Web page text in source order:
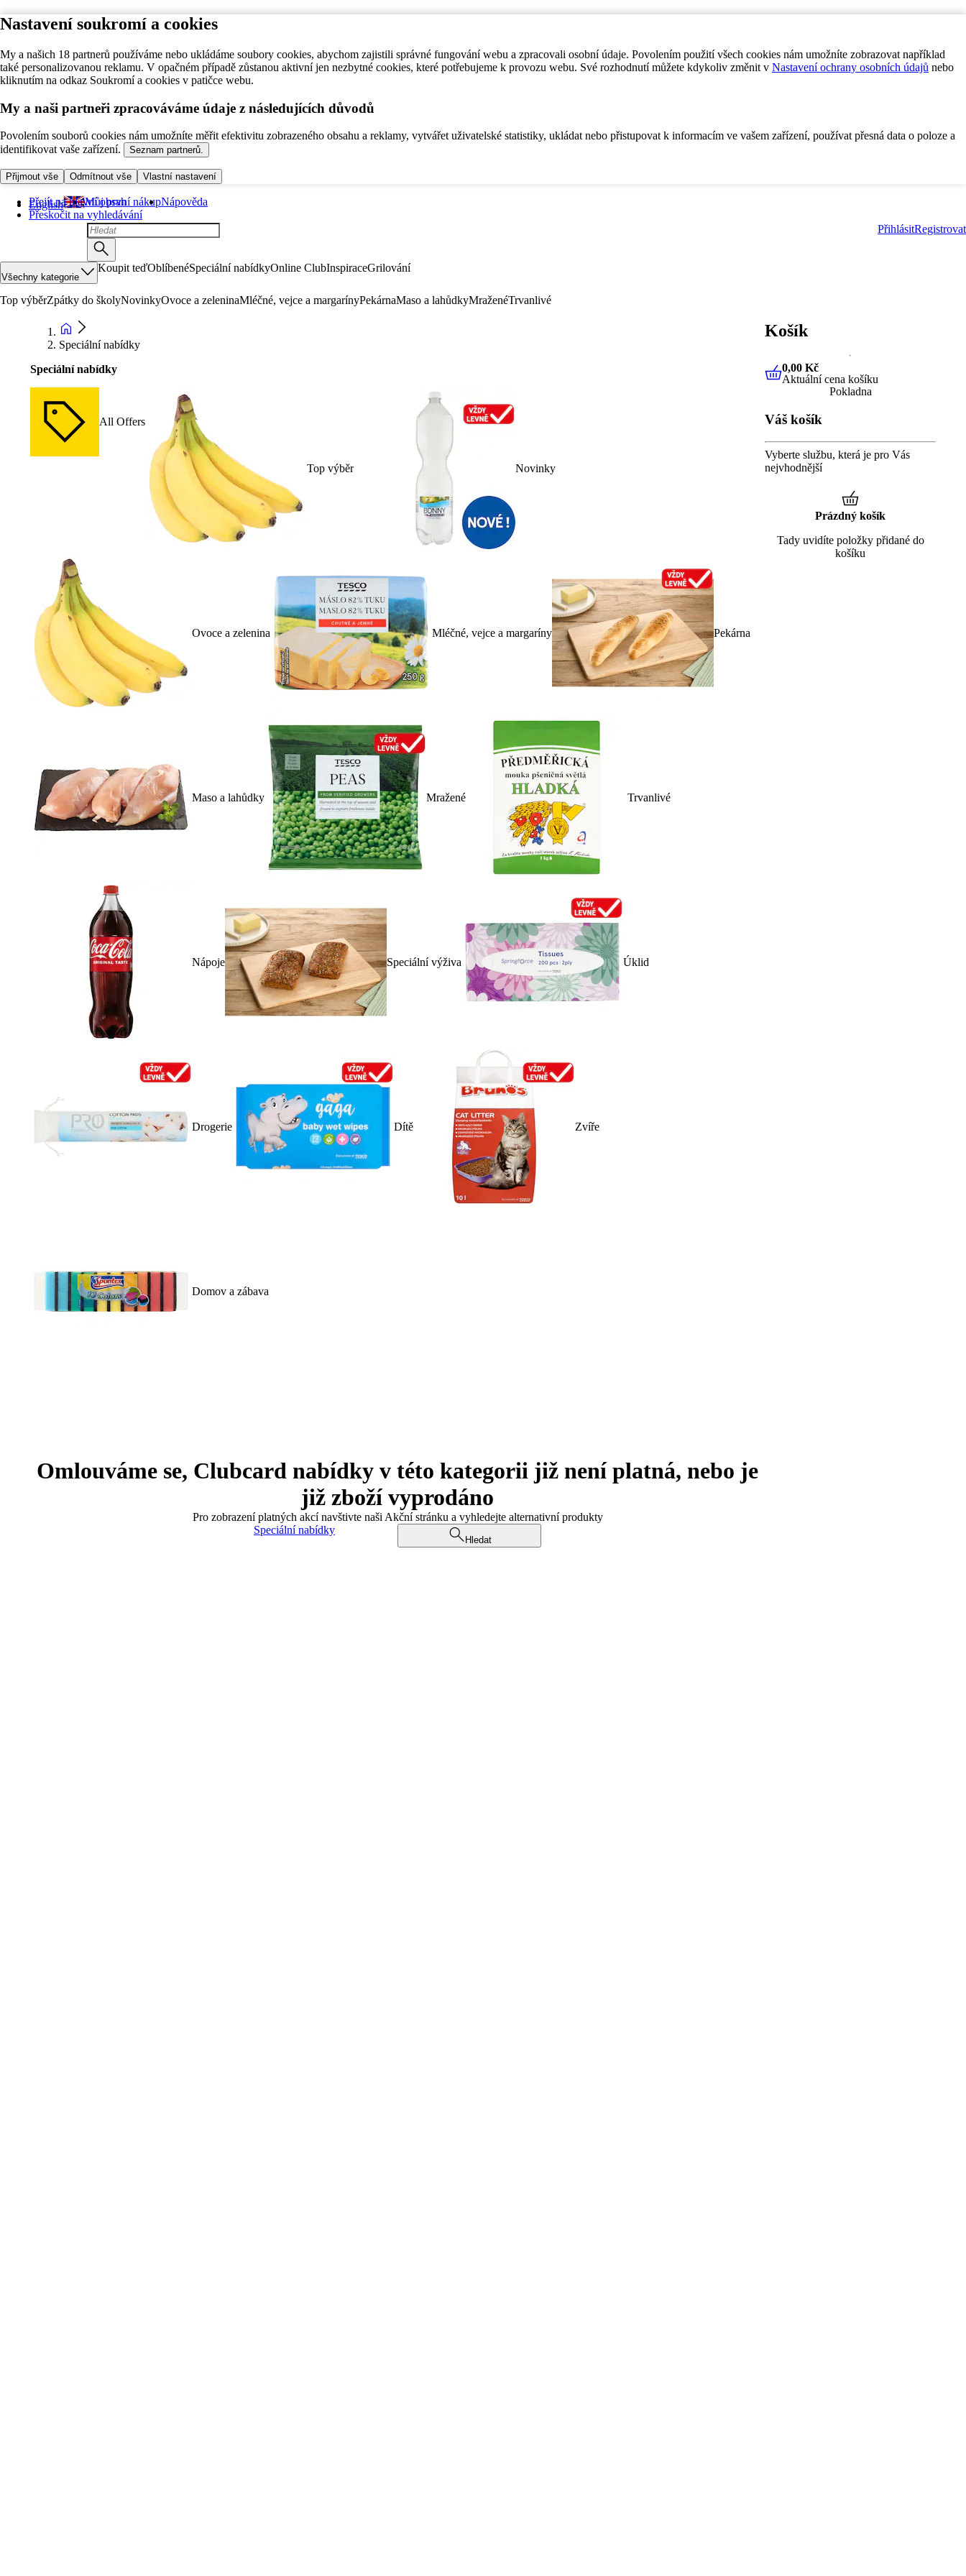
Nastavení soukromí a cookies
My a našich 18 partnerů používáme nebo ukládáme soubory cookies, abychom zajistili správné fungování webu a zpracovali osobní údaje. Povolením použití všech cookies nám umožníte zobrazovat například
také personalizovanou reklamu. V opačném případě zůstanou aktivní jen nezbytné cookies, které potřebujeme k provozu webu. Své rozhodnutí můžete kdykoliv změnit v Nastavení ochrany osobních údajů nebo
kliknutím na odkaz Soukromí a cookies v patičce webu.
My a naši partneři zpracováváme údaje z následujících důvodů
Povolením souborů cookies nám umožníte měřit efektivitu zobrazeného obsahu a reklamy, vytvářet uživatelské statistiky, ukládat nebo přistupovat k informacím ve vašem zařízení, používat přesná data o poloze a
identifikovat vaše zařízení.
Seznam partnerů.
Přijmout vše Odmítnout vše Vlastní nastavení
Přejít na hlavní obsah
Přeskočit na vyhledávání
English Můj první nákupNápověda
PřihlásitRegistrovat
Všechny kategorie
Koupit teďOblíbenéSpeciální nabídkyOnline ClubInspiraceGrilování
Top výběrZpátky do školyNovinkyOvoce a zeleninaMléčné, vejce a margarínyPekárnaMaso a lahůdkyMraženéTrvanlivé
Speciální nabídky
Speciální nabídky
All Offers
Top výběr Novinky
Ovoce a zelenina Mléčné, vejce a margaríny Pekárna
Maso a lahůdky Mražené Trvanlivé
Nápoje Speciální výživa Úklid
Drogerie Dítě Zvíře
Domov a zábava
Omlouváme se, Clubcard nabídky v této kategorii již není platná, nebo je
již zboží vyprodáno
Pro zobrazení platných akcí navštivte naši Akční stránku a vyhledejte alternativní produkty
Speciální nabídky
Hledat
Košík
0,00 KčAktuální cena košíku
0,00 Kč
Aktuální cena košíku
Pokladna
Váš košík
Vyberte službu, která je pro Vás
nejvhodnější
Prázdný košík
Tady uvidíte položky přidané do
košíku